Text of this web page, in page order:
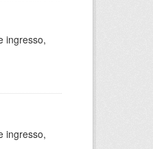
ingresso,
ingresso,